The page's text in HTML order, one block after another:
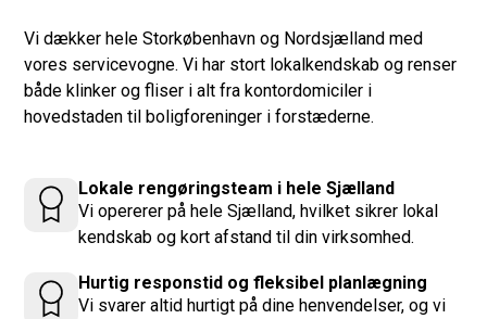
Vi dækker hele Storkøbenhavn og Nordsjælland med
vores servicevogne. Vi har stort lokalkendskab og renser
både klinker og fliser i alt fra kontordomiciler i
hovedstaden til boligforeninger i forstæderne.
Lokale rengøringsteam i hele Sjælland
Vi opererer på hele Sjælland, hvilket sikrer lokal
kendskab og kort afstand til din virksomhed.
Hurtig responstid og fleksibel planlægning
Vi svarer altid hurtigt på dine henvendelser, og vi